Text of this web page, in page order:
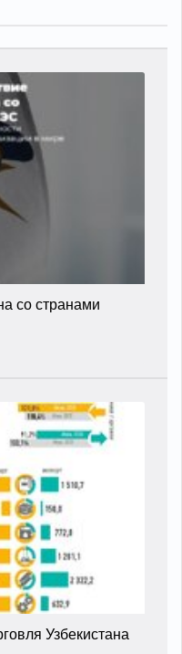
со странами
Узбекистана